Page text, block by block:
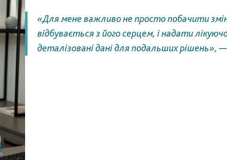
«Для мене важливо не просто побачити
відбувається з його серцем, і надати
деталізовані дані для подальших рішень»,